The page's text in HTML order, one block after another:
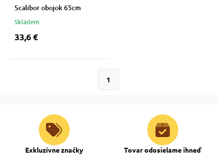
psov
so psom
mačky
podložky
Scalibor obojok 65cm
Skladem
33,6 €
1
Exkluzívne značky Tovar odosielame ihneď